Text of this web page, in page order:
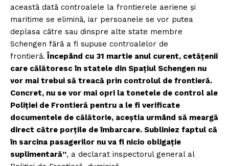
această dată controalele la frontierele aeriene şi
maritime se elimină, iar persoanele se vor putea
deplasa către sau dinspre alte state membre
Schengen fără a fi supuse controalelor de
frontieră. Începând cu 31 martie anul curent, cetăţenii
care călătoresc în statele din Spaţiul Schengen nu
vor mai trebui să treacă prin controlul de frontieră.
Concret, nu se vor mai opri la tonetele de control ale
Poliţiei de Frontieră pentru a le fi verificate
documentele de călătorie, aceştia urmând să meargă
direct către porţile de îmbarcare. Subliniez faptul că
în sarcina pasagerilor nu va fi nicio obligaţie
suplimentară”, a declarat inspectorul general al